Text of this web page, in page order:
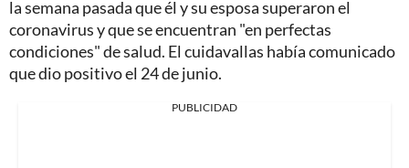
la semana pasada que él y su esposa superaron el
coronavirus y que se encuentran "en perfectas
condiciones" de salud. El cuidavallas había comunicado
que dio positivo el 24 de junio.
PUBLICIDAD